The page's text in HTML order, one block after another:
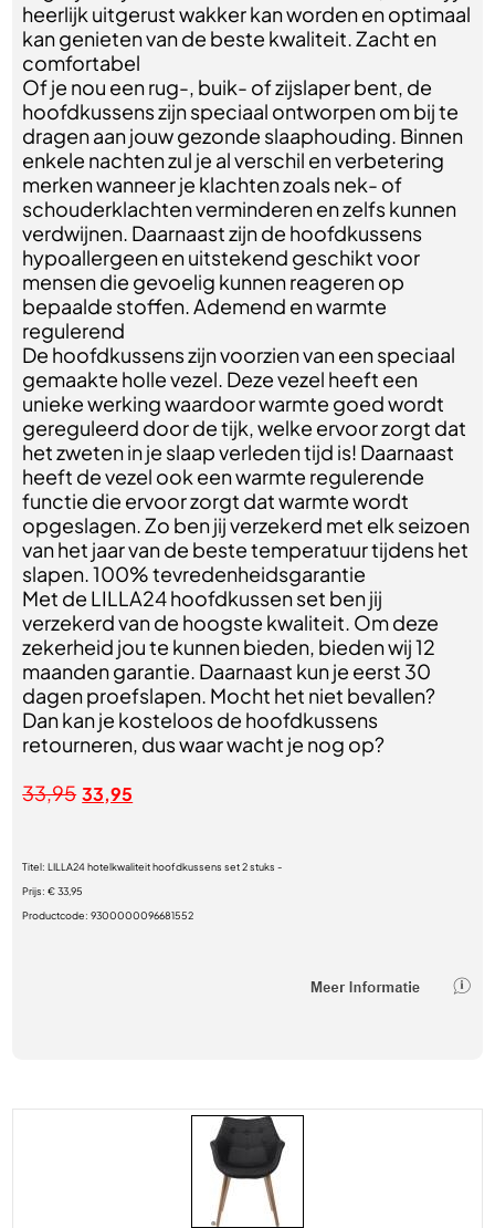
heerlijk uitgerust wakker kan worden en optimaal
kan genieten van de beste kwaliteit. Zacht en
comfortabel
Of je nou een rug-, buik- of zijslaper bent, de
hoofdkussens zijn speciaal ontworpen om bij te
dragen aan jouw gezonde slaaphouding. Binnen
enkele nachten zul je al verschil en verbetering
merken wanneer je klachten zoals nek- of
schouderklachten verminderen en zelfs kunnen
verdwijnen. Daarnaast zijn de hoofdkussens
hypoallergeen en uitstekend geschikt voor
mensen die gevoelig kunnen reageren op
bepaalde stoffen. Ademend en warmte
regulerend
De hoofdkussens zijn voorzien van een speciaal
gemaakte holle vezel. Deze vezel heeft een
unieke werking waardoor warmte goed wordt
gereguleerd door de tijk, welke ervoor zorgt dat
het zweten in je slaap verleden tijd is! Daarnaast
heeft de vezel ook een warmte regulerende
functie die ervoor zorgt dat warmte wordt
opgeslagen. Zo ben jij verzekerd met elk seizoen
van het jaar van de beste temperatuur tijdens het
slapen. 100% tevredenheidsgarantie
Met de LILLA24 hoofdkussen set ben jij
verzekerd van de hoogste kwaliteit. Om deze
zekerheid jou te kunnen bieden, bieden wij 12
maanden garantie. Daarnaast kun je eerst 30
dagen proefslapen. Mocht het niet bevallen?
Dan kan je kosteloos de hoofdkussens
retourneren, dus waar wacht je nog op?
33,95 33,95
Titel:LILLA24 hotelkwaliteit hoofdkussens set 2 stuks -
Prijs:€ 33,95
Productcode:9300000096681552